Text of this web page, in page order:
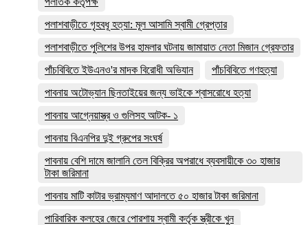
পলাশবাড়ীতে গৃহবধূ হত্যা: মূল আসামি স্বামী গ্রেপ্তার
পলাশবাড়ীতে পুলিশের উপর হামলার ঘটনায় জামায়াত নেতা মিজান গ্রেফতার
পাঁচবিবিতে ইউএনও'র মাদক বিরোধী অভিযান
পাঁচবিবিতে গণহত্যা
পাবনায় অটোভ্যান ছিনতাইয়ের জন্য ভাইকে শ্বাসরোধে হত্যা
পাবনায় আগ্নেয়াস্ত্র ও গুলিসহ আটক- ১
পাবনায় বিএনপির দুই গ্রুপের সংঘর্ষ
পাবনায় বেশি দামে জালানি তেল বিক্রির অপরাধে ব্যবসায়ীকে ৩০ হাজার
টাকা জরিমানা
পাবনায় মাটি কাটার ভ্রাম্যমাণ আদালতে ৫০ হাজার টাকা জরিমানা
পারিবারিক কলহের জেরে পোরশায় স্বামী কর্তৃক স্ত্রীকে খুন